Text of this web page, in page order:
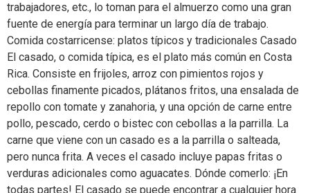
trabajadores, etc., lo toman para el almuerzo como una gran
fuente de energía para terminar un largo día de trabajo.
Comida costarricense: platos típicos y tradicionales Casado
El casado, o comida típica, es el plato más común en Costa
Rica. Consiste en frijoles, arroz con pimientos rojos y
cebollas finamente picados, plátanos fritos, una ensalada de
repollo con tomate y zanahoria, y una opción de carne entre
pollo, pescado, cerdo o bistec con cebollas a la parrilla. La
carne que viene con un casado es a la parrilla o salteada,
pero nunca frita. A veces el casado incluye papas fritas o
verduras adicionales como aguacates. Dónde comerlo: ¡En
todas partes! El casado se puede encontrar a cualquier hora